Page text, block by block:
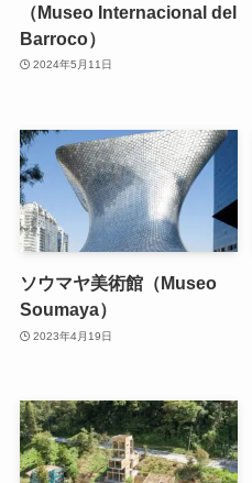
（Museo Internacional del
Barroco）
2024年5月11日
ソウマヤ美術館（Museo
Soumaya）
2023年4月19日